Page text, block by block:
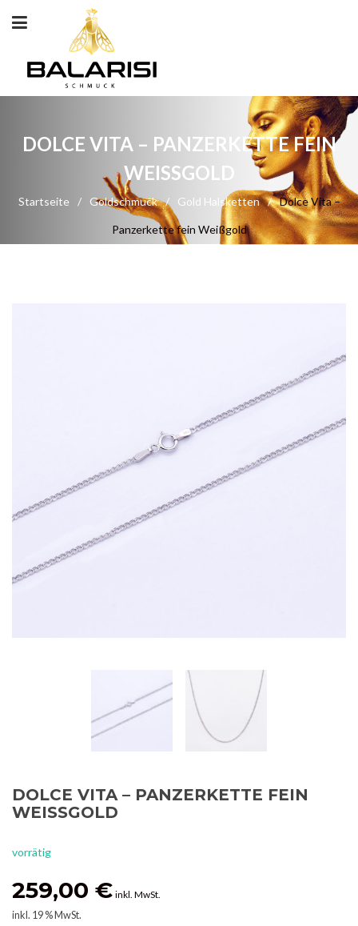
DOLCE VITA – PANZERKETTE FEIN
WEISSGOLD
Startseite / Goldschmuck / Gold Halsketten / Dolce Vita –
Panzerkette fein Weißgold
DOLCE VITA – PANZERKETTE FEIN
WEISSGOLD
vorrätig
259,00 € inkl. MwSt.
inkl. 19 % MwSt.